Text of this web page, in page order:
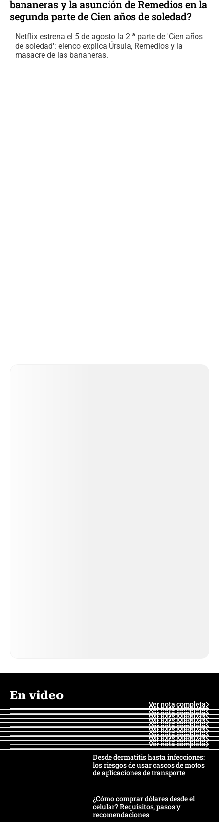
bananeras y la asunción de Remedios en la
segunda parte de Cien años de soledad?
Netflix estrena el 5 de agosto la 2.ª parte de 'Cien años
de soledad': elenco explica Úrsula, Remedios y la
masacre de las bananeras.
En video
Ver nota completa
Ver nota completa
Ver nota completa
Ver nota completa
Ver nota completa
Ver nota completa
Ver nota completa
Ver nota completa
Ver nota completa
Ver nota completa
Desde dermatitis hasta infecciones:
los riesgos de usar cascos de motos
de aplicaciones de transporte
¿Cómo comprar dólares desde el
celular? Requisitos, pasos y
recomendaciones